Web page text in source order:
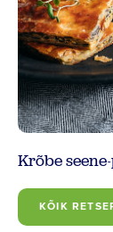
Krõbe
KÕIK